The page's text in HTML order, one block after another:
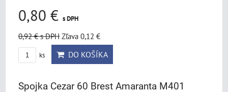
0,80 € s DPH
0,92 €s DPH Zľava 0,12 €
ks DO KOŠÍKA
Spojka Cezar 60 Brest Amaranta M401